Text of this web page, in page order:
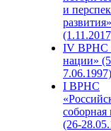
и
развития»
IV ВРНС
нации»
7.06.1997)
I ВРНС
(26-